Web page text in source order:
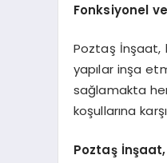
Fonksiyonel
Poztaş İnşaat,
yapılar inşa
sağlamakta
koşullarına
Poztaş İnşaat,